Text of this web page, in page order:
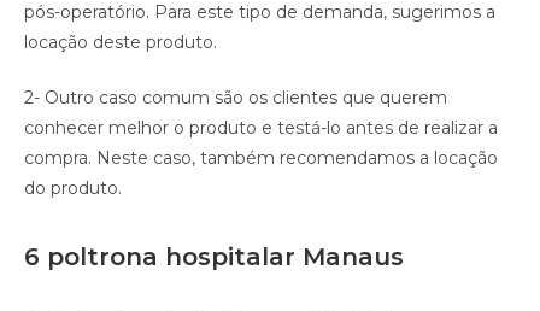
pós-operatório. Para este tipo de demanda, sugerimos a
locação deste produto.
2- Outro caso comum são os clientes que querem
conhecer melhor o produto e testá-lo antes de realizar a
compra. Neste caso, também recomendamos a locação
do produto.
6 poltrona hospitalar Manaus